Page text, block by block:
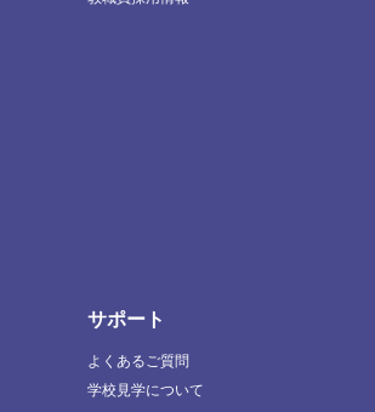
サポート
よくあるご質問
学校見学について